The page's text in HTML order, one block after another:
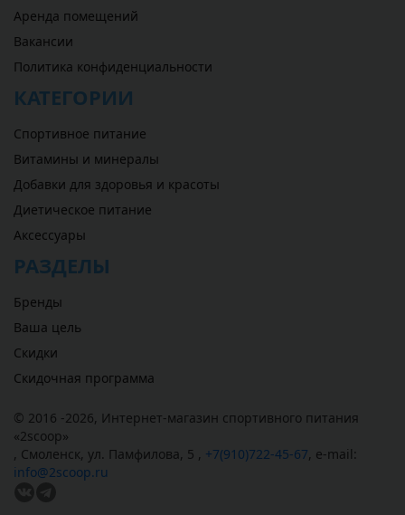
Аренда помещений
Вакансии
Политика конфиденциальности
КАТЕГОРИИ
Спортивное питание
Витамины и минералы
Добавки для здоровья и красоты
Диетическое питание
Аксессуары
РАЗДЕЛЫ
Бренды
Ваша цель
Скидки
Скидочная программа
© 2016 -2026, Интернет-магазин спортивного питания
«2scoop»
, Смоленск, ул. Памфилова, 5 , +7(910)722-45-67, e-mail:
info@2scoop.ru